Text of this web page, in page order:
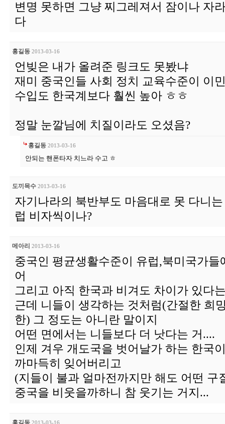
변명 못하면 그냥 찌그레져서 잠이나 자
다
홍길동 2013-03-16
언빚은 내가 올려준 링크도 못봤냐
재미 중국인들 사회 정치 교육수준이 이
수입도 한국계보다 훨씬 높아 ㅎㅎ
정말 눈깔님에 치질이라도 오셨음?
홍길동 2013-03-16
안되는 핸폰타자 치느라 수고 ㅎ
도끼목수 2013-03-16
자기나라의 북반부도 마음대로 못 다니
럽 비자씩이나?
메아리 2013-03-16
중국인 평균생활수준이 유럽,북미국가들
어
그리고 아직 한국과 비겨도 차이가 있다
근데 니들이 생각하는 것처럼(간절한 희
한) 그 정도는 아니란 말이지
어떤 면에서는 니들보다 더 낫다는 거....
인제 겨우 개도국을 벗어날가 하는 한국
까마득히 잊어버리고
(지들이 불과 얼마전까지만 해도 어떤 구
중국을 비웃을까하니 참 웃기는 거지...
홍길동 2013-03-16